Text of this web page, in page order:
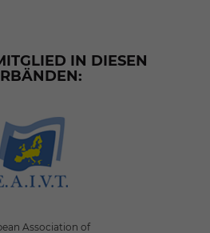
IN DIESEN
Association of